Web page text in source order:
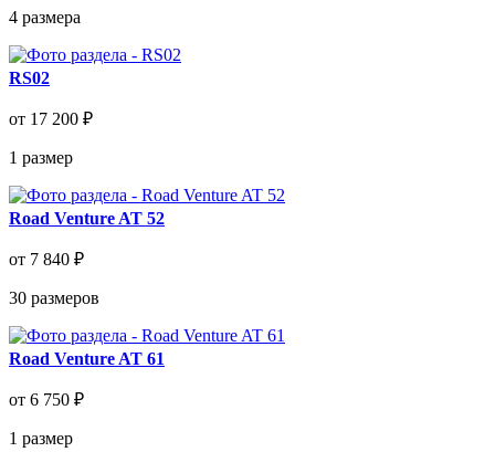
4 размера
RS02
от 17 200 ₽
1 размер
Road Venture AT 52
от 7 840 ₽
30 размеров
Road Venture AT 61
от 6 750 ₽
1 размер